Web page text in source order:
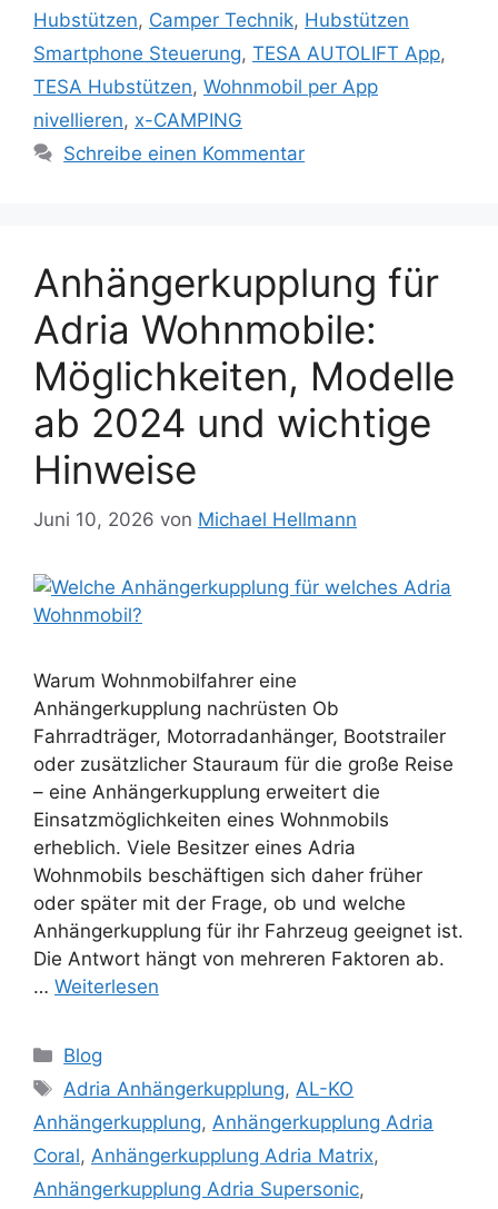
Hubstützen, Camper Technik, Hubstützen
Smartphone Steuerung, TESA AUTOLIFT App,
TESA Hubstützen, Wohnmobil per App
nivellieren, x-CAMPING
Schreibe einen Kommentar
Anhängerkupplung für
Adria Wohnmobile:
Möglichkeiten, Modelle
ab 2024 und wichtige
Hinweise
Juni 10, 2026 von Michael Hellmann
Warum Wohnmobilfahrer eine
Anhängerkupplung nachrüsten Ob
Fahrradträger, Motorradanhänger, Bootstrailer
oder zusätzlicher Stauraum für die große Reise
– eine Anhängerkupplung erweitert die
Einsatzmöglichkeiten eines Wohnmobils
erheblich. Viele Besitzer eines Adria
Wohnmobils beschäftigen sich daher früher
oder später mit der Frage, ob und welche
Anhängerkupplung für ihr Fahrzeug geeignet ist.
Die Antwort hängt von mehreren Faktoren ab.
… Weiterlesen
Kategorien
Blog
Schlagwörter
Adria Anhängerkupplung, AL-KO
Anhängerkupplung, Anhängerkupplung Adria
Coral, Anhängerkupplung Adria Matrix,
Anhängerkupplung Adria Supersonic,